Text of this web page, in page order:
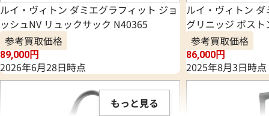
ルイ・ヴィトン ダミエグラフィット ジョ
ッシュNV リュックサック N40365
参考買取価格
89,000円
2026年6月28日時点
ルイ・ヴィトン
グリニッジ ボス
参考買取価格
86,000円
2025年8月3日時点
もっと見る